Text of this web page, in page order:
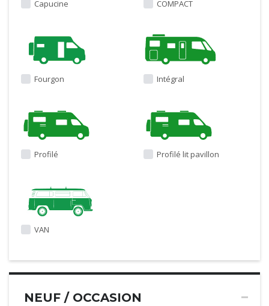
Capucine COMPACT
Fourgon Intégral
Profilé Profilé lit pavillon
VAN
NEUF / OCCASION